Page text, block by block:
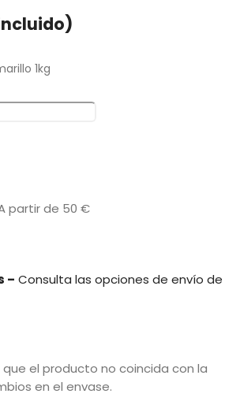
1kg
partir de 50 €
– Consulta las opciones de envío de
el producto no coincida con la
en el envase.